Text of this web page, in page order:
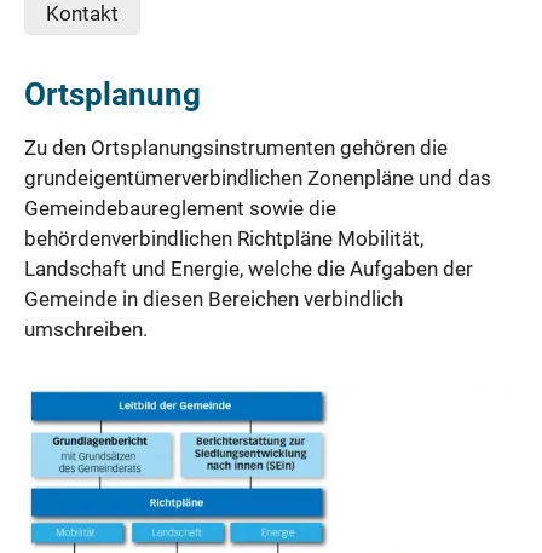
Kontakt
Ortsplanung
Zu den Ortsplanungsinstrumenten gehören die
grundeigentümerverbindlichen Zonenpläne und das
Gemeindebaureglement sowie die
behördenverbindlichen Richtpläne Mobilität,
Landschaft und Energie, welche die Aufgaben der
Gemeinde in diesen Bereichen verbindlich
umschreiben.